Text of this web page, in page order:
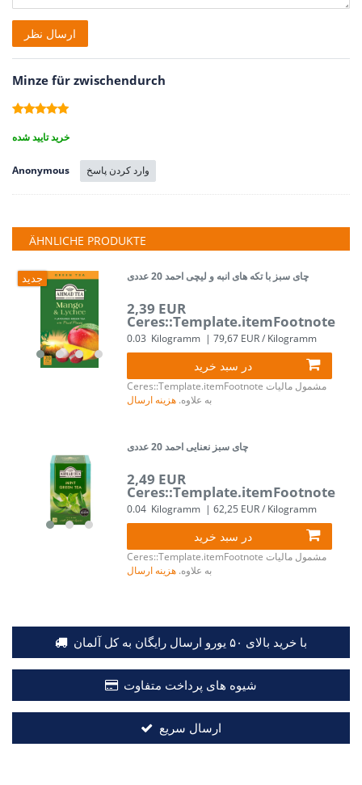
متن
نظرارسال نظر
Minze für zwischendurch
خرید تایید شده
Anonymous وارد کردن پاسخ
ÄHNLICHE PRODUKTE
جدید چای سبز با تکه های انبه و لیچی احمد 20 عددی
2,39 EUR
Ceres::Template.itemFootnote
0.03 Kilogramm | 79,67 EUR / Kilogramm
در سبد خرید
Ceres::Template.itemFootnote مشمول مالیات
به علاوه. هزینه ارسال
چای سبز نعنایی احمد 20 عددی
2,49 EUR
Ceres::Template.itemFootnote
0.04 Kilogramm | 62,25 EUR / Kilogramm
در سبد خرید
Ceres::Template.itemFootnote مشمول مالیات
به علاوه. هزینه ارسال
با خرید بالای ۵۰ یورو ارسال رایگان به کل آلمان
شیوه های پرداخت متفاوت
ارسال سریع